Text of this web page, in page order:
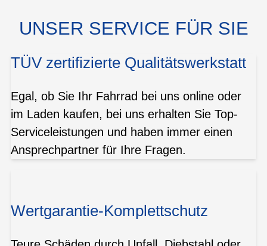
UNSER SERVICE FÜR SIE
TÜV zertifizierte Qualitätswerkstatt
Egal, ob Sie Ihr Fahrrad bei uns online oder
im Laden kaufen, bei uns erhalten Sie Top-
Serviceleistungen und haben immer einen
Ansprechpartner für Ihre Fragen.
Wertgarantie-Komplettschutz